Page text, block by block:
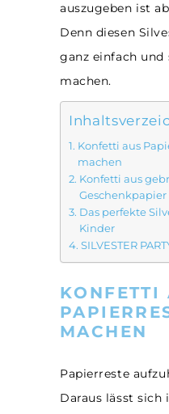
auszugeben ist
Denn diesen
ganz einfach und
machen.
Konfetti aus
machen
Konfetti aus
Das perfekte
Kinder
SILVESTER
KONFETTI
MACHEN
Papierreste
Daraus lässt sich